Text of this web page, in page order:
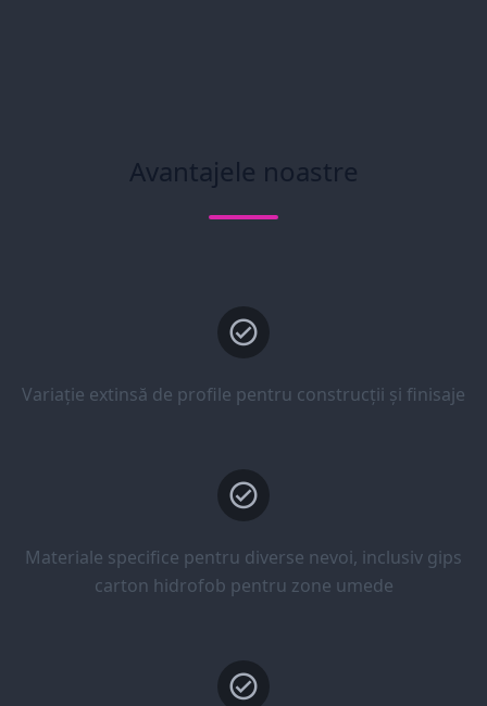
Avantajele noastre
Variație extinsă de profile pentru construcții și finisaje
Materiale specifice pentru diverse nevoi, inclusiv gips
carton hidrofob pentru zone umede